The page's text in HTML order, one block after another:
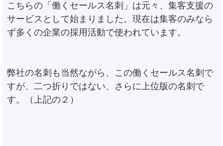
こちらの「働くセールス名刺」は元々、集客支援の
サービスとして始まりました。現在は集客のみなら
ず多くの企業の採用活動で使われています。
弊社の名刺も当然ながら、この働くセールス名刺で
すが、二つ折りではない、さらに上位版の名刺で
す。（上記の２）